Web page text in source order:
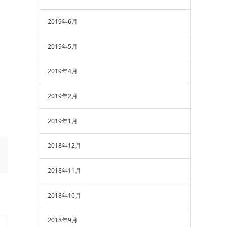
2019年6月
2019年5月
2019年4月
2019年2月
2019年1月
2018年12月
2018年11月
2018年10月
2018年9月